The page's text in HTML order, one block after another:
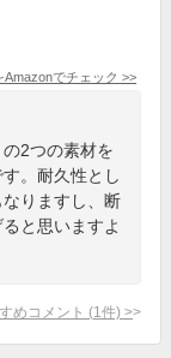
Amazonでチェック >>
2つの素材を
。耐久性とし
りますし、断
と思いますよ
めコメント (1 件) >